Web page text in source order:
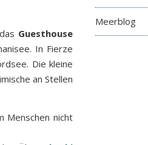
Guesthouse
In Fierze
Die kleine
an Stellen
Menschen nicht
Meerblog